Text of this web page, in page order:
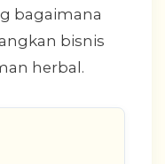
bagaimana
bisnis
herbal.